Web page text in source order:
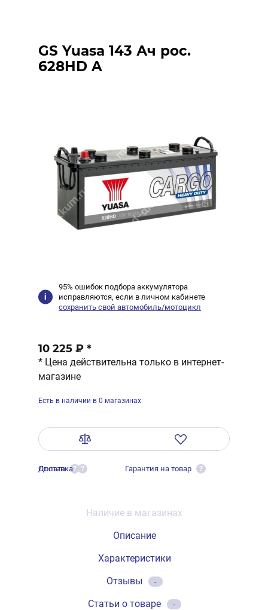
GS Yuasa 143 Ач рос.
628HD A
95% ошибок подбора аккумулятора
исправляются, если в личном кабинете
сохранить свой автомобиль/мотоцикл
10 225 ₽ *
* Цена действительна только в интернет-
магазине
Есть в наличии в 0 магазинах
Оплата ?
Доставка ? Гарантия на товар ?
Наличие в магазинах
Описание
Характеристики
Отзывы
-
Статьи о товаре -